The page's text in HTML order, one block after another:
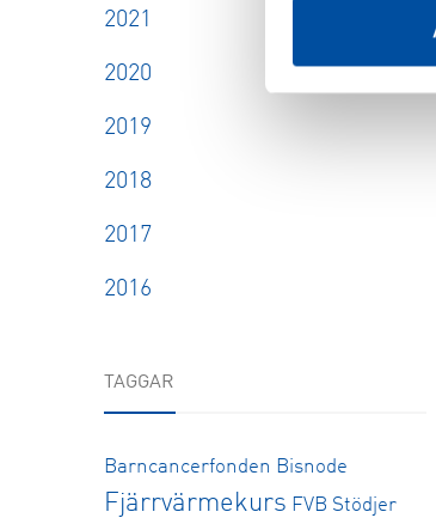
2021
2020
2019
2018
2017
2016
TAGGAR
Barncancerfonden Bisnode
Fjärrvärmekurs FVB Stödjer